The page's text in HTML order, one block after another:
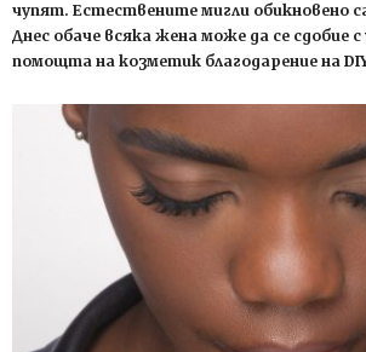
чупят. Естествените мигли обикновено
Днес обаче всяка жена може да се сдобие
помощта на козметик благодарение на